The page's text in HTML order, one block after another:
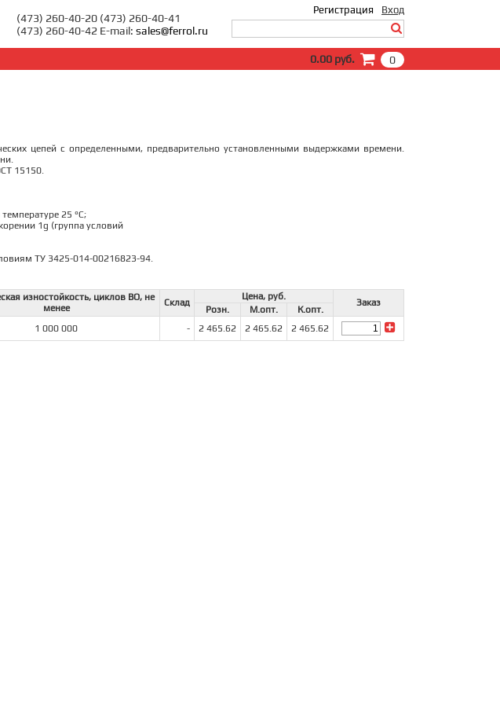
Вход
Забыли пароль?
Регистрация
(473) 260-40-20 (473) 260-40-41
(473) 260-40-42 E-mail: sales@ferrol.ru
0
0.00 руб.
цепей с определенными, предварительно установленными выдержками времени.
15150.
25 °С;
1g (группа условий
ТУ 3425-014-00216823-94.
изностойкость, циклов ВО, не
менее
Склад
Цена, руб.
Заказ
Розн. М.опт.
К.опт.
1 000 000 - 2 465.62 2 465.62 2 465.62